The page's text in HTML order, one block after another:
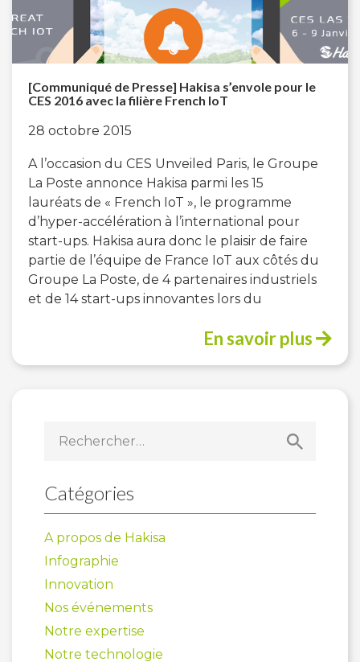
[Communiqué de Presse] Hakisa s’envole pour le
CES 2016 avec la filière French IoT
28 octobre 2015
A l’occasion du CES Unveiled Paris, le Groupe
La Poste annonce Hakisa parmi les 15
lauréats de « French IoT », le programme
d’hyper-accélération à l’international pour
start-ups. Hakisa aura donc le plaisir de faire
partie de l’équipe de France IoT aux côtés du
Groupe La Poste, de 4 partenaires industriels
et de 14 start-ups innovantes lors du
En savoir plus
Catégories
A propos de Hakisa
Infographie
Innovation
Nos événements
Notre expertise
Notre technologie